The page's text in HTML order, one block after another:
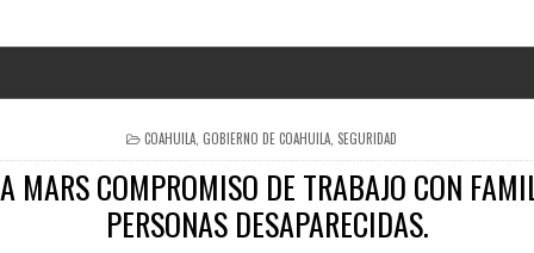
POSTED
IN
COAHUILA, GOBIERNO DE COAHUILA, SEGURIDAD
MARS COMPROMISO DE TRABAJO CON
PERSONAS DESAPARECIDAS.